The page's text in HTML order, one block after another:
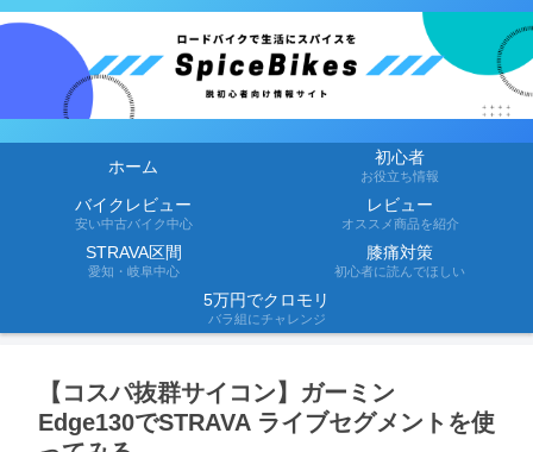
ホーム 初心者
お役立ち情報
バイクレビュー
安い中古バイク中心
レビュー
オススメ商品を紹介
STRAVA区間
愛知・岐阜中心
膝痛対策
初心者に読んでほしい
5万円でクロモリ
バラ組にチャレンジ
【コスパ抜群サイコン】ガーミン
Edge130でSTRAVA ライブセグメントを使